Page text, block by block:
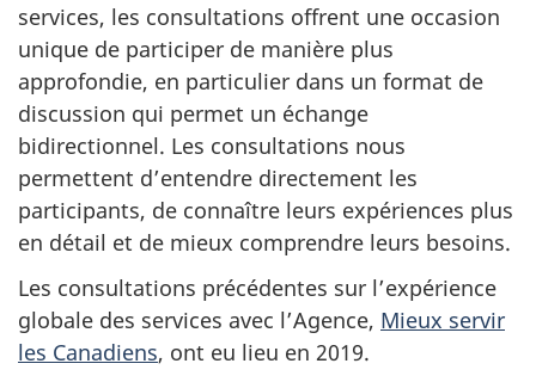
services, les consultations offrent une occasion
unique de participer de manière plus
approfondie, en particulier dans un format de
discussion qui permet un échange
bidirectionnel. Les consultations nous
permettent d’entendre directement les
participants, de connaître leurs expériences plus
en détail et de mieux comprendre leurs besoins.
Les consultations précédentes sur l’expérience
globale des services avec l’Agence, Mieux servir
les Canadiens, ont eu lieu en 2019.